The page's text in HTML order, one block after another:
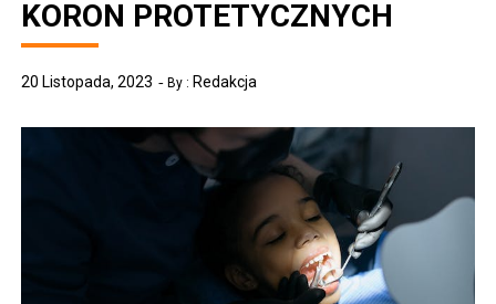
KORON PROTETYCZNYCH
20 Listopada, 2023 By : Redakcja